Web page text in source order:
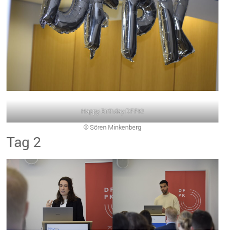
Happy Birthday DFPK!
© Sören Minkenberg
Tag 2